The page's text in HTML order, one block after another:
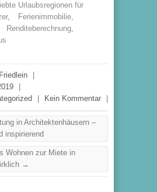
Urlaubsregionen für
, Ferienimmobilie,
Renditeberechnung,
Kein Kommentar
in Architektenhäusern –
inspirierend
Wohnen zur Miete in
→